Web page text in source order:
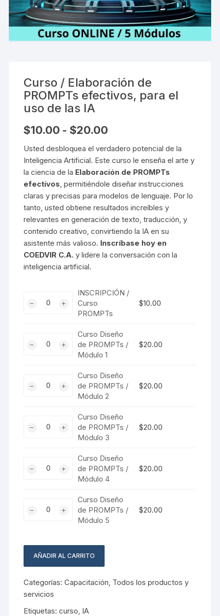
Curso / Elaboración de
PROMPTs efectivos, para el
uso de las IA
$10.00 - $20.00
desde
$10.00
hasta
$20.00
Usted desbloquea el verdadero potencial de la
Inteligencia Artificial. Este curso le enseña el arte y
la ciencia de la Elaboración de PROMPTs
efectivos , permitiéndole diseñar instrucciones
claras y precisas para modelos de lenguaje. Por lo
tanto, usted obtiene resultados increíbles y
relevantes en generación de texto, traducción, y
contenido creativo, convirtiendo la IA en su
asistente más valioso. Inscríbase hoy en
COEDVIR C.A. y lidere la conversación con la
inteligencia artificial.
cantidad
INSCRIPCIÓN /
Curso
PROMPTs
$10.00
Curso Diseño
de PROMPTs /
Módulo 1
$20.00
Curso Diseño
de PROMPTs /
Módulo 2
$20.00
Curso Diseño
de PROMPTs /
Módulo 3
$20.00
cantidad
Curso Diseño
de PROMPTs /
Módulo 4
$20.00
cantidad
Curso Diseño
de PROMPTs /
Módulo 5
$20.00
AÑADIR AL CARRITO
Categorías:Capacitación Todos los productos y
servicios
Etiquetas:curso IA